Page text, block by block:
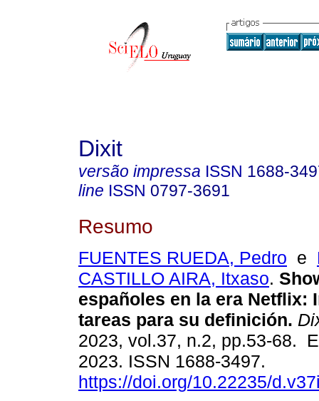
Dixit
versão impressa ISSN 1688-
line ISSN 0797-3691
Resumo
FUENTES RUEDA, Pedro e
CASTILLO AIRA, Itxaso.
españoles en la era Netflix:
tareas para su definición.
2023, vol.37, n.2, pp.53-68.
2023. ISSN 1688-3497.
https://doi.org/10.22235/